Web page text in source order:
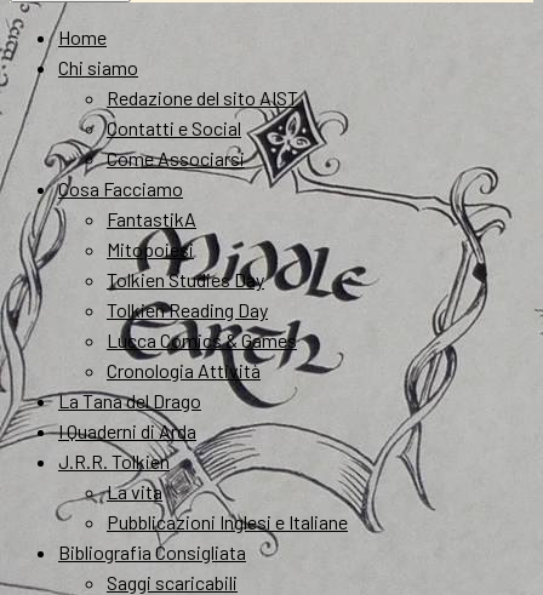
Home
Chi siamo
Redazione del sito AIST
Contatti e Social
Come Associarsi
Cosa Facciamo
FantastikA
Mitopoiesi
Tolkien Studies Day
Tolkien Reading Day
Lucca Comics & Games
Cronologia Attività
La Tana del Drago
I Quaderni di Arda
J.R.R. Tolkien
La vita
Pubblicazioni Inglesi e Italiane
Bibliografia Consigliata
Saggi scaricabili